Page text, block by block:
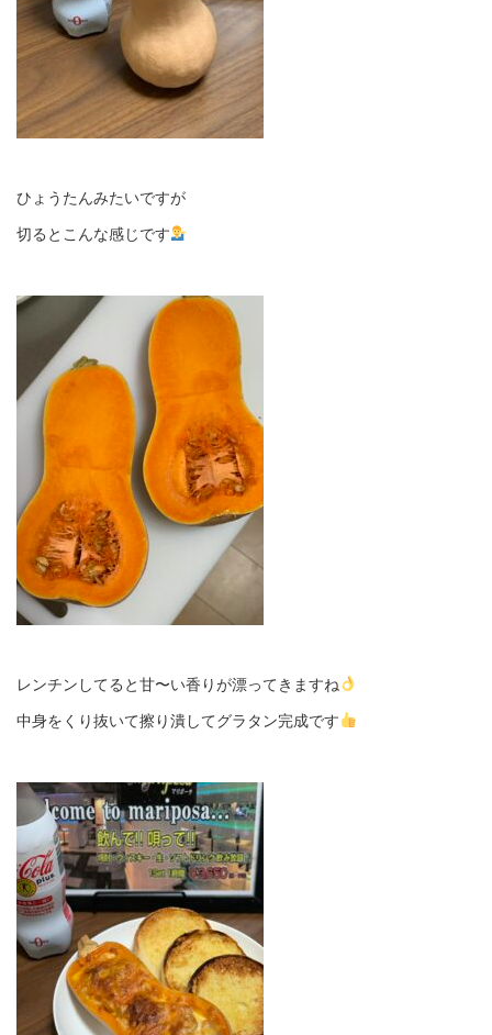
ひょうたんみたいですが
切るとこんな感じです
レンチンしてると甘〜い香りが漂ってきますね
中身をくり抜いて擦り潰してグラタン完成です